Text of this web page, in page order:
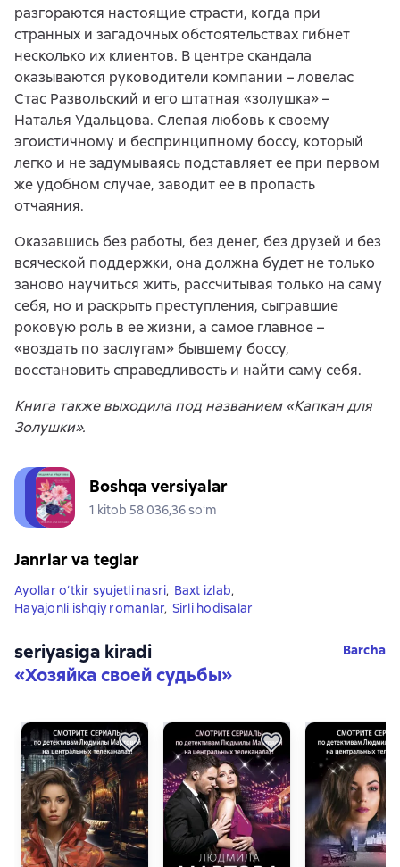
разгораются настоящие страсти, когда при
странных и загадочных обстоятельствах гибнет
несколько их клиентов. В центре скандала
оказываются руководители компании – ловелас
Стас Развольский и его штатная «золушка» –
Наталья Удальцова. Слепая любовь к своему
эгоистичному и беспринципному боссу, который
легко и не задумываясь подставляет ее при первом
же удобном случае, заводит ее в пропасть
отчаяния.
Оказавшись без работы, без денег, без друзей и без
всяческой поддержки, она должна будет не только
заново научиться жить, рассчитывая только на саму
себя, но и раскрыть преступления, сыгравшие
роковую роль в ее жизни, а самое главное –
«воздать по заслугам» бывшему боссу,
восстановить справедливость и найти саму себя.
Книга также выходила под названием «Капкан для
Золушки».
Boshqa versiyalar
1 kitob 58 036,36 soʻm
Janrlar va teglar
Ayollar o‘tkir syujetli nasri, Baxt izlab,
Hayajonli ishqiy romanlar, Sirli hodisalar
seriyasiga kiradi
«Хозяйка своей судьбы»
Barcha